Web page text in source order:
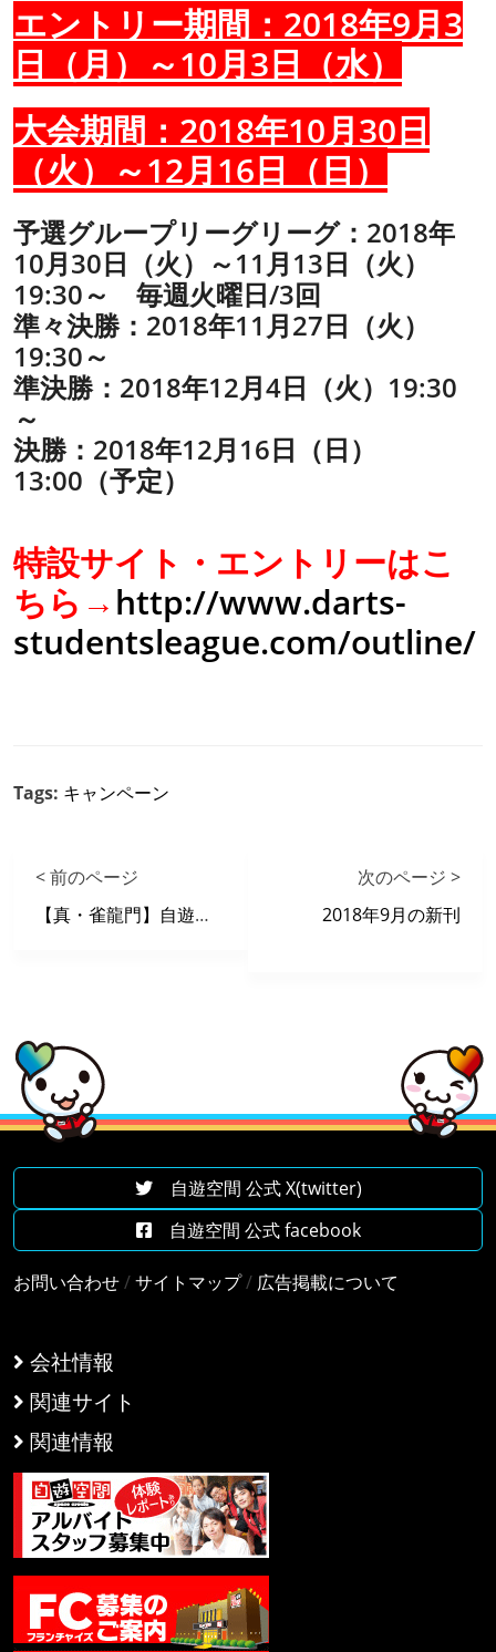
エントリー期間：2018年9月3
日（月）～10月3日（水）
大会期間：2018年10月30日
（火）～12月16日（日）
予選グループリーグリーグ：2018年
10月30日（火）～11月13日（火）
19:30～ 毎週火曜日/3回
準々決勝：2018年11月27日（火）
19:30～
準決勝：2018年12月4日（火）19:30
～
決勝：2018年12月16日（日）
13:00（予定）
特設サイト・エントリーはこ
ちら→http://www.darts-
studentsleague.com/outline/
Tags: キャンペーン
< 前のページ
【真・雀龍門】自遊空間最強雀士決定戦！2018 summer 結果発表
次のページ >
2018年9月の新刊
会社情報
関連サイト
関連情報
自遊空間 公式 X(twitter)
自遊空間 公式 facebook
お問い合わせ/サイトマップ/ 広告掲載について